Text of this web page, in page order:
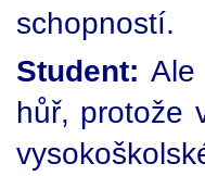
schopností.
Student:
hůř, protože